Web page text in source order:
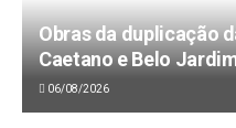
Obras da duplicação
Caetano e Belo
06/08/2026